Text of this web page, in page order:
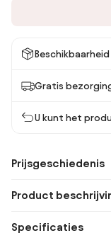
Beschikbaarheid
Gratis
U kunt het
Prijsgeschiedenis
Product
Specificaties